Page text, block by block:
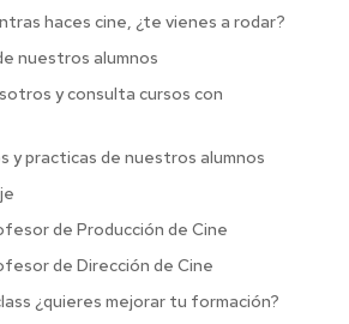
haces cine, ¿te vienes a rodar?
nuestros alumnos
y consulta cursos con
y practicas de nuestros alumnos
de Producción de Cine
de Dirección de Cine
¿quieres mejorar tu formación?